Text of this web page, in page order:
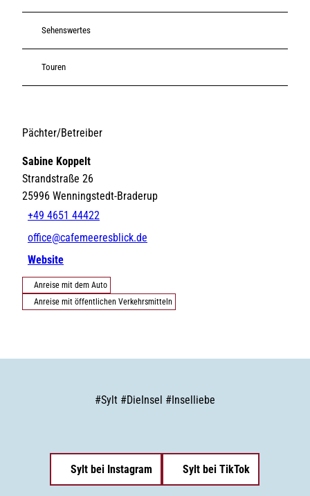
Sehenswertes
Touren
Pächter/Betreiber
Sabine Koppelt
Strandstraße 26
25996 Wenningstedt-Braderup
+49 4651 44422
office@cafemeeresblick.de
Website
Anreise mit dem Auto
Anreise mit öffentlichen Verkehrsmitteln
#Sylt #DieInsel #Inselliebe
Sylt bei Instagram Sylt bei TikTok